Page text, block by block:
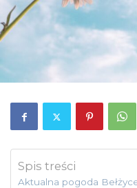
Spis treści
Aktualna pogoda